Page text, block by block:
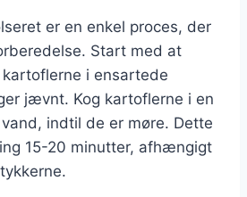
er en enkel proces, der
Start med at
i ensartede
jævnt. Kog kartoflerne i en
indtil de er møre. Dette
15-20 minutter, afhængigt